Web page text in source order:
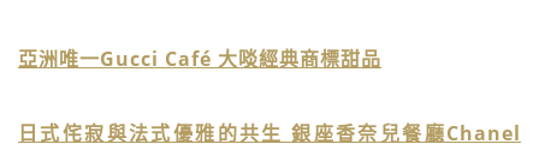
亞洲唯一Gucci Café 大啖經典商標甜品
日式侘寂與法式優雅的共生 銀座香奈兒餐廳Chanel